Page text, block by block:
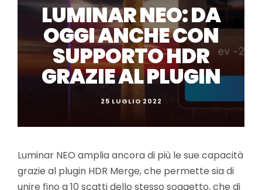
LUMINAR NEO: DA
OGGI ANCHE CON
SUPPORTO HDR
GRAZIE AL PLUGIN
25 LUGLIO 2022
Luminar NEO amplia ancora di più le sue capacità
grazie al plugin HDR Merge, che permette sia di
unire fino a 10 scatti dello stesso soggetto, che di